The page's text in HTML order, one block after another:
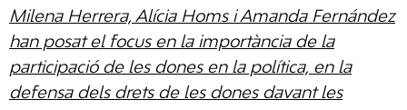
Milena Herrera, Alícia Homs i Amanda Fernández
han posat el focus en la importància de la
participació de les dones en la política, en la
defensa dels drets de les dones davant les